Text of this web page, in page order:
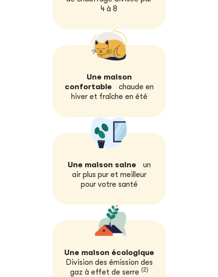
4 à 8
Une maison
confortable
chaude en
hiveret fraîche en été
Une maison saine
un
air plus pur et meilleur
pour votre santé
Une maison écologique
Division des émission des
gaz à effet de serre (2)